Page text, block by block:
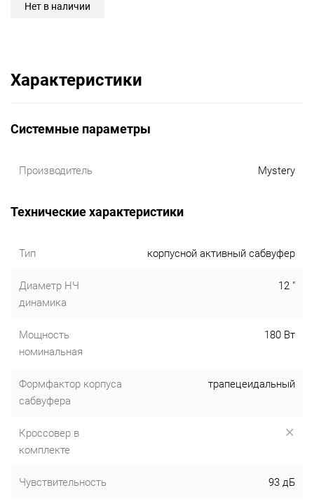
Нет в наличии
Характеристики
Системные параметры
Производитель Mystery
Технические характеристики
Тип корпусной активный сабвуфер
Диаметр НЧ
динамика
12 "
Мощность
номинальная
180 Вт
Формфактор корпуса
сабвуфера
трапецеидальный
Кроссовер в
комплекте
Чувствительность 93 дБ